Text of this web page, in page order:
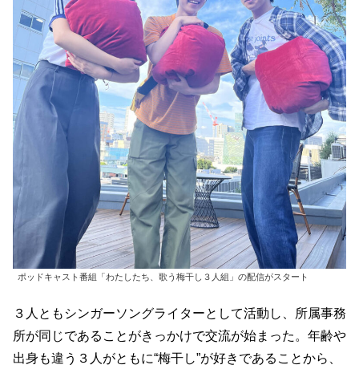
ポッドキャスト番組「わたしたち、歌う梅干し３人組」の配信がスタート
３人ともシンガーソングライターとして活動し、所属事務
所が同じであることがきっかけで交流が始まった。年齢や
出身も違う３人がともに“梅干し”が好きであることから、